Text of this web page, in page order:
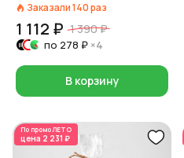
Заказали140раз
1 112 ₽ 1 390 ₽
по 278 ₽ ×4
В корзину
По промоЛЕТО
цена 2 231 ₽